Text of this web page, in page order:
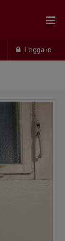
Logga in